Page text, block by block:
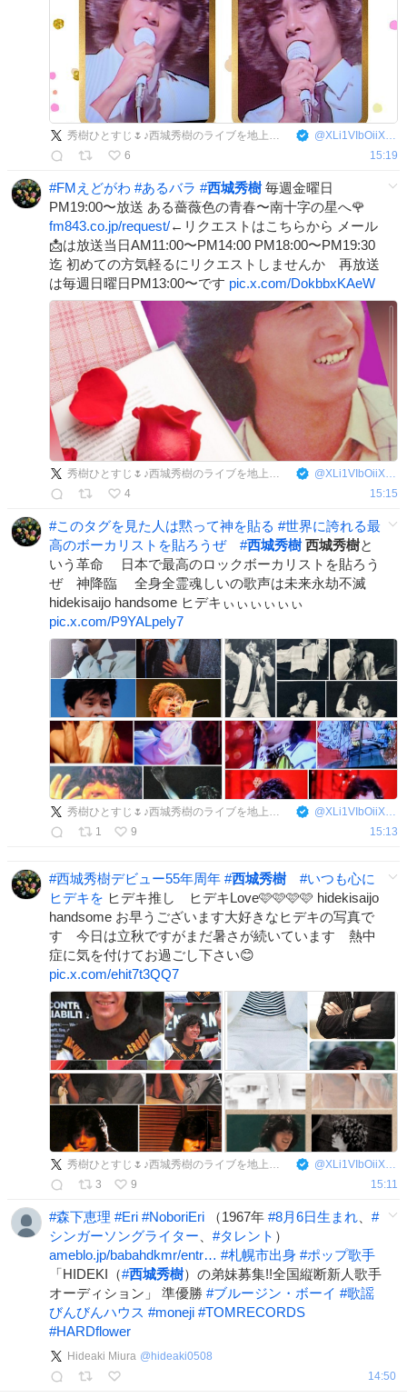
秀樹ひとすじ🌷♪西城秀樹のライブを地上波放送熱望 @XLi1VIbOiiXcbCs
6
15:19
#FMえどがわ #あるバラ #西城秀樹毎週金曜日
PM19:00〜放送 ある薔薇色の青春〜南十字の星へ🌹
fm843.co.jp/request/←リクエストはこちらから メール
📩は放送当日AM11:00〜PM14:00 PM18:00〜PM19:30
迄 初めての方気軽るにリクエストしませんか 再放送
は毎週日曜日PM13:00〜です pic.x.com/DokbbxKAeW
秀樹ひとすじ🌷♪西城秀樹のライブを地上波放送熱望 @XLi1VIbOiiXcbCs
4
15:15
#このタグを見た人は黙って神を貼る #世界に誇れる最
高のボーカリストを貼ろうぜ
#西城秀樹 西城秀樹と
いう革命 日本で最高のロックボーカリストを貼ろう
ぜ 神降臨 全身全霊魂しいの歌声は未来永劫不滅
hidekisaijo handsome ヒデキぃぃぃぃぃぃ
pic.x.com/P9YALpely7
秀樹ひとすじ🌷♪西城秀樹のライブを地上波放送熱望 @XLi1VIbOiiXcbCs
1
9 15:13
#西城秀樹デビュー55年周年 #西城秀樹 #いつも心に
ヒデキを ヒデキ推し ヒデキLove🩷🩷🩷🩷 hidekisaijo
handsome お早うございます大好きなヒデキの写真で
す 今日は立秋ですがまだ暑さが続いています 熱中
症に気を付けてお過ごし下さい😊
pic.x.com/ehit7t3QQ7
秀樹ひとすじ🌷♪西城秀樹のライブを地上波放送熱望 @XLi1VIbOiiXcbCs
3
9 15:11
#森下恵理 #Eri #NoboriEri （1967年 #8月6日生まれ
#
シンガーソングライター
#タレント ）
ameblo.jp/babahdkmr/entr… #札幌市出身 #ポップ歌手
「HIDEKI（#西城秀樹）の弟妹募集!!全国縦断新人歌手
オーディション」 準優勝 #ブルージン・ボーイ #歌謡
びんびんハウス #moneji #TOMRECORDS
#HARDflower
Hideaki Miura @ hideaki0508
14:50